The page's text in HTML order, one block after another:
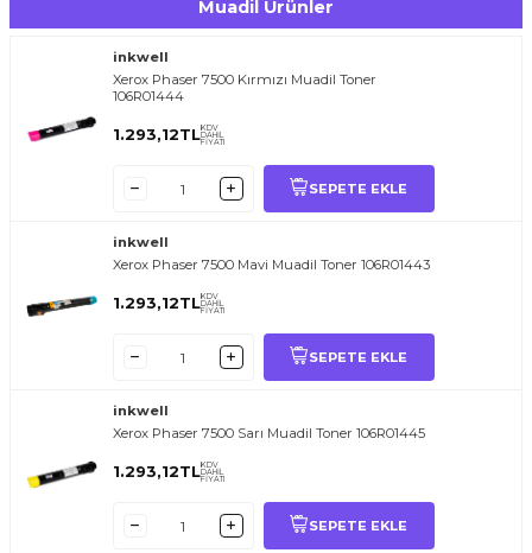
Muadil Ürünler
inkwell
Xerox Phaser 7500 Kırmızı Muadil Toner
106R01444
1.293,12TLKDV
DAHİL
FİYATI
SEPETE EKLE
inkwell
Xerox Phaser 7500 Mavi Muadil Toner 106R01443
1.293,12TLKDV
DAHİL
FİYATI
SEPETE EKLE
inkwell
Xerox Phaser 7500 Sarı Muadil Toner 106R01445
1.293,12TLKDV
DAHİL
FİYATI
SEPETE EKLE